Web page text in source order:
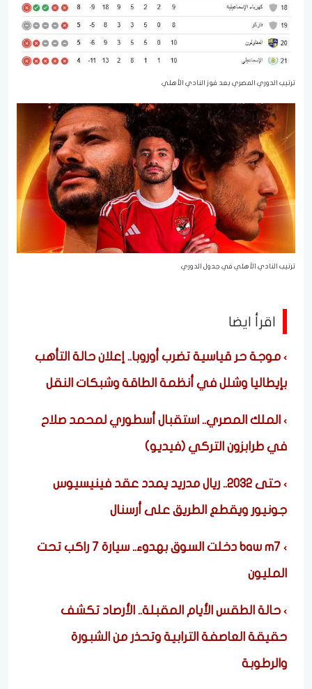
ترتيب الدوري المصري بعد فوز النادي الأهلي
ترتيب النادي الأهلي في جدول الدوري
اقرأ ايضا
موجة حر قياسية تضرب أوروبا.. إعلان حالة التأهب
بإيطاليا وشلل في أنظمة الطاقة وشبكات النقل
الملك المصري.. استقبال أسطوري لمحمد صلاح
في طرابزون التركي (فيديو)
حتى 2032.. ريال مدريد يمدد عقد فينيسيوس
جونيور ويقطع الطريق على أرسنال
baw m7 دخلت السوق بهدوء.. سيارة 7 راكب تحت
المليون
حالة الطقس الأيام المقبلة.. الأرصاد تكشف
حقيقة العاصفة الترابية وتحذر من الشبورة
والرطوبة